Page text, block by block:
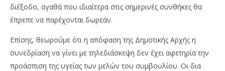
διέξοδο, αγαθά που ιδιαίτερα στις σημερινές συνθήκες θα
έπρεπε να παρέχονται δωρεάν.
Επίσης, θεωρούμε ότι η απόφαση της Δημοτικής Αρχής η
συνεδρίαση να γίνει με τηλεδιάσκεψη δεν έχει αφετηρία την
προάσπιση της υγείας των μελών του συμβουλίου. Οι δια